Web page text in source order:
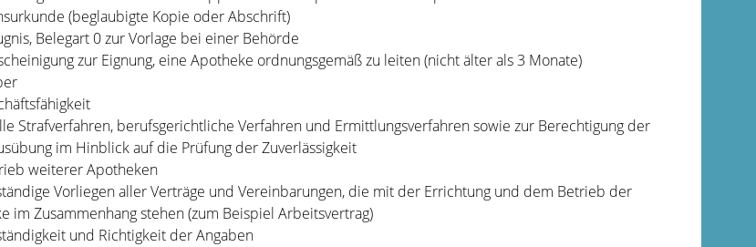
(beglaubigte Kopie oder Abschrift)
Belegart 0 zur Vorlage bei einer Behörde
zur Eignung, eine Apotheke ordnungsgemäß zu leiten (nicht älter als 3 Monate)
Strafverfahren, berufsgerichtliche Verfahren und Ermittlungsverfahren sowie zur Berechtigung der
im Hinblick auf die Prüfung der Zuverlässigkeit
weiterer Apotheken
Vorliegen aller Verträge und Vereinbarungen, die mit der Errichtung und dem Betrieb der
im Zusammenhang stehen (zum Beispiel Arbeitsvertrag)
und Richtigkeit der Angaben